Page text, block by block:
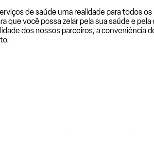
de saúde uma realidade para todos
você possa zelar pela sua saúde e
dos nossos parceiros, a